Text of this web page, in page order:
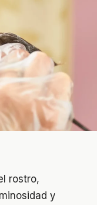
renueva la piel del
rostro,
y